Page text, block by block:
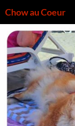
au
contenu
Chow au Coeur